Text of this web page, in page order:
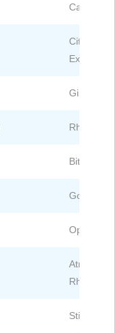
Cassia
Citri
Extract
Ginseng
Rhodiola
Bitter
Goji
Rhizoma
Stinging